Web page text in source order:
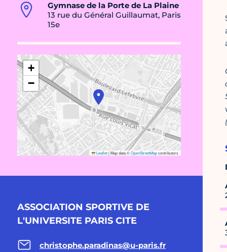
Gymnase de la Porte de La Plaine
13 rue du Général Guillaumat, Paris
15e
+
−
Leaflet|Map data ©OpenStreetMapcontributors
ASSOCIATION SPORTIVE DE
L'UNIVERSITE PARIS CITE
christophe.paradinas@u-paris.fr